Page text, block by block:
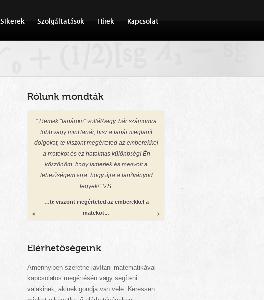
Sikerek Szolgáltatások Hírek Kapcsolat
Rólunk mondták
” Remek “tanárom” voltál/vagy, bár számomra
több vagy mint tanár, hisz a tanár megtanít
dolgokat, te viszont megérteted az emberekkel
a matekot és ez hatalmas különbség! Én
köszönöm, hogy ismerlek és megvolt a
lehetőségem arra, hogy újra a tanítványod
legyek!” V.S.
…te viszont megérteted az emberekkel a
matekot…
Elérhetőségeink
Amennyiben szeretne javítani matematikával
kapcsolatos megértésén vagy segíteni
valakinek, akinek gondja van vele. Keressen